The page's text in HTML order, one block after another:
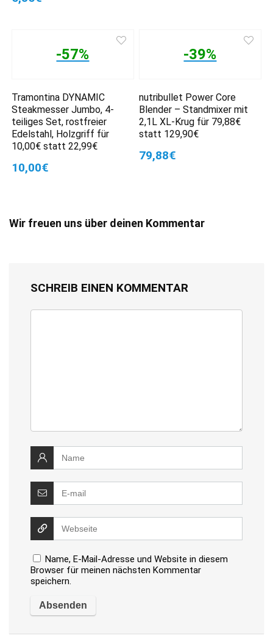
-57%
Tramontina DYNAMIC
Steakmesser Jumbo, 4-
teiliges Set, rostfreier
Edelstahl, Holzgriff für
10,00€ statt 22,99€
10,00€
-39%
nutribullet Power Core
Blender – Standmixer mit
2,1L XL-Krug für 79,88€
statt 129,90€
79,88€
Wir freuen uns über deinen Kommentar
SCHREIB EINEN KOMMENTAR
Name, E-Mail-Adresse und Website in diesem
Browser für meinen nächsten Kommentar
speichern.